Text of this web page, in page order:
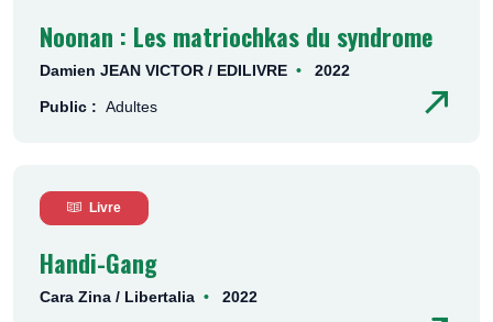
Noonan : Les matriochkas du syndrome
Damien JEAN VICTOR / EDILIVRE 2022
Public : Adultes
Livre
Handi-Gang
Cara Zina / Libertalia 2022